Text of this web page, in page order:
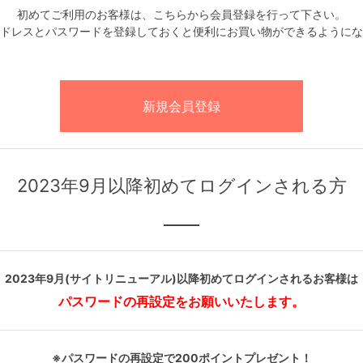
初めてご利用のお客様は、こちらから会員登録を行って下さい。
レスとパスワードを登録しておくと便利にお買い物ができるように
2023年9月以降初めてログインされる方
2023年9月(サイトリニューアル)以降初めてログインされるお客様は
パスワードの再設定をお願いいたします。
※パスワードの再設定で200ポイントプレゼント！